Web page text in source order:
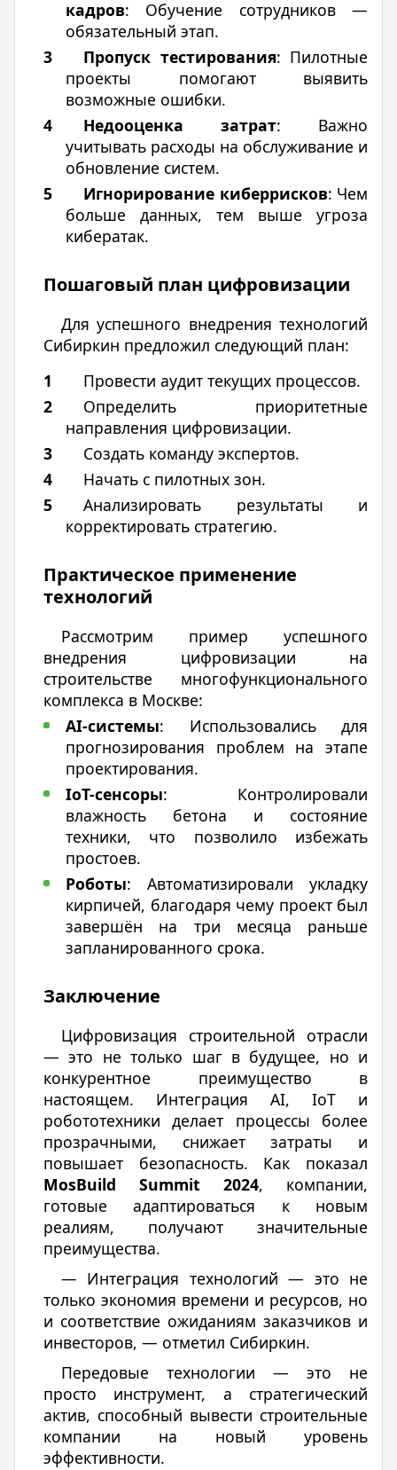
кадров: Обучение сотрудников —
обязательный этап.
Пропуск тестирования: Пилотные
проекты помогают выявить
возможные ошибки.
Недооценка затрат: Важно
учитывать расходы на обслуживание и
обновление систем.
Игнорирование киберрисков: Чем
больше данных, тем выше угроза
кибератак.
Пошаговый план цифровизации
Для успешного внедрения технологий
Сибиркин предложил следующий план:
Провести аудит текущих процессов.
Определить приоритетные
направления цифровизации.
Создать команду экспертов.
Начать с пилотных зон.
Анализировать результаты и
корректировать стратегию.
Практическое применение
технологий
Рассмотрим пример успешного
внедрения цифровизации на
строительстве многофункционального
комплекса в Москве:
AI-системы: Использовались для
прогнозирования проблем на этапе
проектирования.
IoT-сенсоры: Контролировали
влажность бетона и состояние
техники, что позволило избежать
простоев.
Роботы: Автоматизировали укладку
кирпичей, благодаря чему проект был
завершён на три месяца раньше
запланированного срока.
Заключение
Цифровизация строительной отрасли
— это не только шаг в будущее, но и
конкурентное преимущество в
настоящем. Интеграция AI, IoT и
робототехники делает процессы более
прозрачными, снижает затраты и
повышает безопасность. Как показал
MosBuild Summit 2024, компании,
готовые адаптироваться к новым
реалиям, получают значительные
преимущества.
— Интеграция технологий — это не
только экономия времени и ресурсов, но
и соответствие ожиданиям заказчиков и
инвесторов, — отметил Сибиркин.
Передовые технологии — это не
просто инструмент, а стратегический
актив, способный вывести строительные
компании на новый уровень
эффективности.